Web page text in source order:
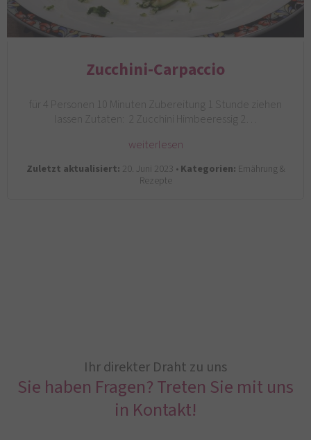
Zucchini-Carpaccio
für 4 Personen 10 Minuten Zubereitung 1 Stunde ziehen
lassen Zutaten: 2 Zucchini Himbeeressig 2…
weiterlesen
Zuletzt aktualisiert: 20. Juni 2023 •Kategorien: Ernährung &
Rezepte
Ihr direkter Draht zu uns
Sie haben Fragen? Treten Sie mit uns
in Kontakt!